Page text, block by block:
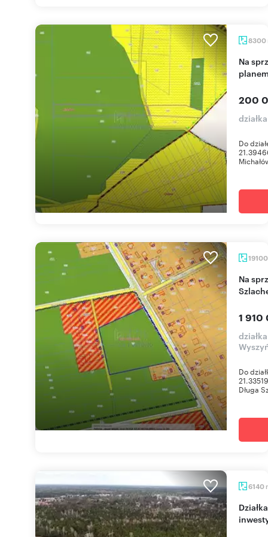
8300
Na sprzedaż działka 8 300 m² w Michałowie z
200
Do
Na sprzedaż działka 19 100 m² w Długa
1 910
Do
Długa
6140
Działka 6140 m² w Warszawie - potencjał